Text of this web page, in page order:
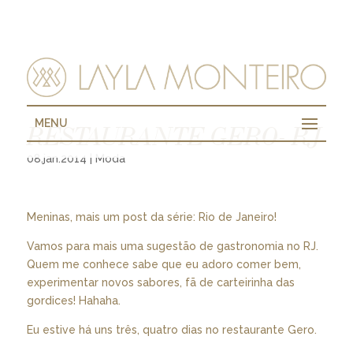
MENU
RESTAURANTE GERO- RJ
08.jan.2014 | Moda
Meninas, mais um post da série: Rio de Janeiro!
Vamos para mais uma sugestão de gastronomia no RJ.
Quem me conhece sabe que eu adoro comer bem,
experimentar novos sabores, fã de carteirinha das
gordices! Hahaha.
Eu estive há uns três, quatro dias no restaurante Gero.